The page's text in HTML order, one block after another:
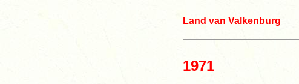
Land van Valkenburg
1971